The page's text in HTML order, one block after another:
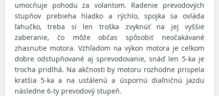
umocňuje pohodu za volantom. Radenie prevodových
stupňov prebieha hladko a rýchlo, spojka sa ovláda
ľahučko, treba si len troška zvyknúť na jej vyššie
zaberanie, čo môže občas spôsobiť neočakávané
zhasnutie motora. Vzhľadom na výkon motora je celkom
dobre odstupňované aj sprevodovanie, snáď len 5-ka je
trocha pridlhá. Na akčnosti by motoru rozhodne prispela
kratšia 5-ka a na ustálenú a úspornú diaľničnú jazdu
následne 6-ty prevodový stupeň.